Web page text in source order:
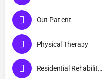
Out Patient
Physical Therapy
Residential Rehabilitation